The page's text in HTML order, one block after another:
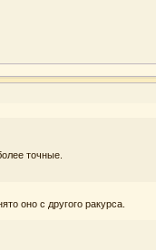
точные.
оно с другого ракурса.